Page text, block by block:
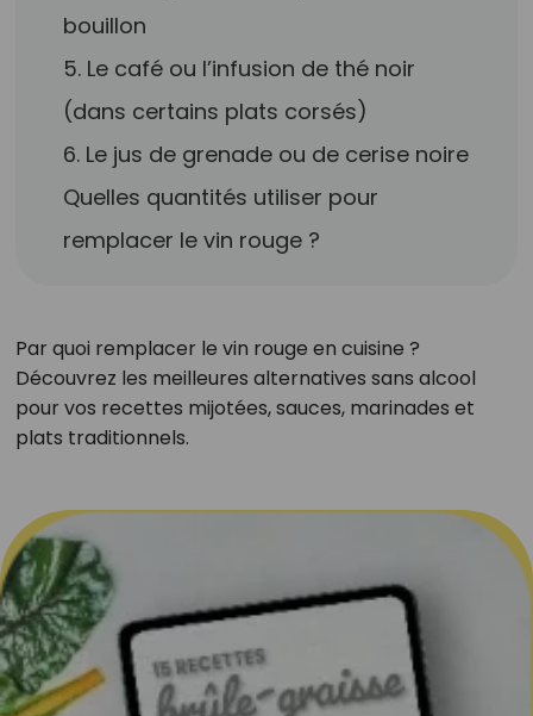
bouillon
5. Le café ou l’infusion de thé noir
(dans certains plats corsés)
6. Le jus de grenade ou de cerise noire
Quelles quantités utiliser pour
remplacer le vin rouge ?
Par quoi remplacer le vin rouge en cuisine ?
Découvrez les meilleures alternatives sans alcool
pour vos recettes mijotées, sauces, marinades et
plats traditionnels.